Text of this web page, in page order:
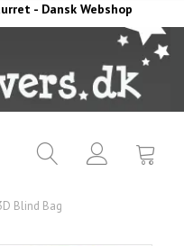
- Dansk Webshop
Blind Bag